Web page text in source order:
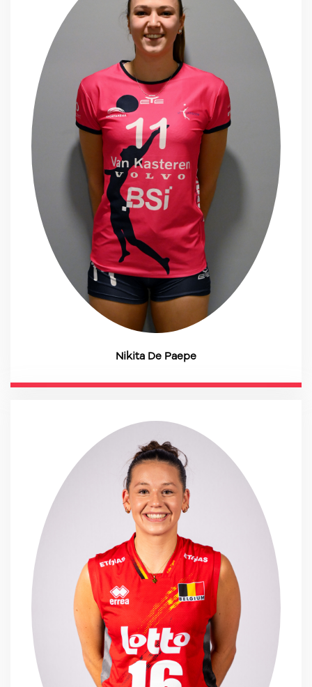
Nikita De Paepe